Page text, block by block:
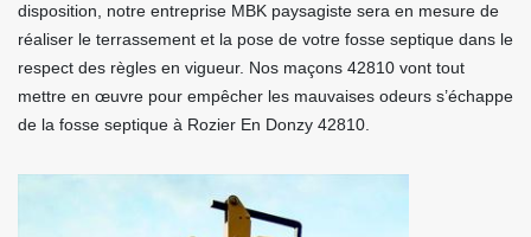
disposition, notre entreprise MBK paysagiste sera en mesure de
réaliser le terrassement et la pose de votre fosse septique dans le
respect des règles en vigueur. Nos maçons 42810 vont tout
mettre en œuvre pour empêcher les mauvaises odeurs s’échappe
de la fosse septique à Rozier En Donzy 42810.